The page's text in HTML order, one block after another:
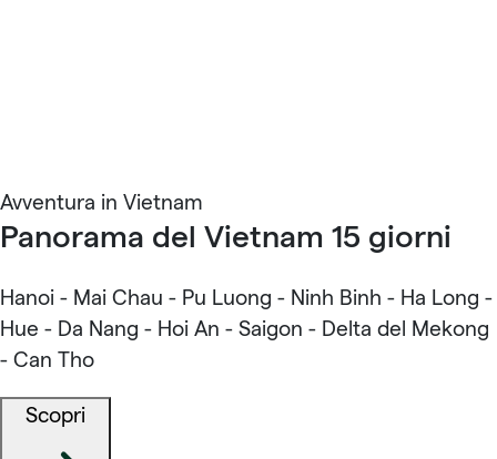
Avventura in Vietnam
Panorama del Vietnam 15 giorni
Hanoi - Mai Chau - Pu Luong - Ninh Binh - Ha Long -
Hue - Da Nang - Hoi An - Saigon - Delta del Mekong
- Can Tho
Scopri